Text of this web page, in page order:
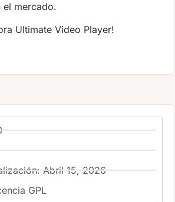
el mercado.
Ultimate Video Player!
Abril 15, 2026
GPL